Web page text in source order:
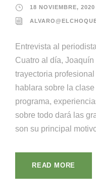
18 NOVIEMBRE, 2020
Entrevista al
Cuatro al día,
trayectoria
hablara sobre la
programa,
sobre todo dará las
son su principal
READ MORE